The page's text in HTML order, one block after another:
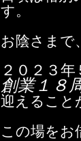
す。
お陰さまで
２０２３ 年
創業１８
迎えること
この場をお